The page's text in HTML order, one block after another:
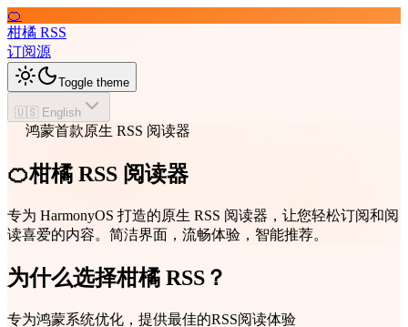
🍊
柑橘 RSS
订阅源
Toggle theme
🇺🇸 English
鸿蒙首款原生 RSS 阅读器
🍊柑橘 RSS 阅读器
专为 HarmonyOS 打造的原生 RSS 阅读器，让您轻松订阅和阅
读喜爱的内容。简洁界面，流畅体验，智能推荐。
为什么选择柑橘 RSS？
专为鸿蒙系统优化，提供最佳的RSS阅读体验